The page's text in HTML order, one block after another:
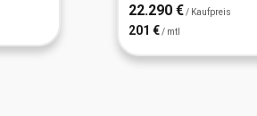
22.290 € / Kaufpreis
201 € / mtl